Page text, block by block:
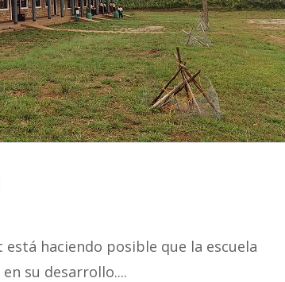
haciendo posible que la escuela
su desarrollo....